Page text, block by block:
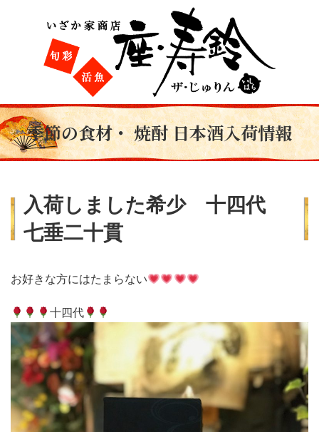
季節の食材・ 焼酎 日本酒入荷情報
入荷しました希少 十四代
七垂二十貫
お好きな方にはたまらない
十四代